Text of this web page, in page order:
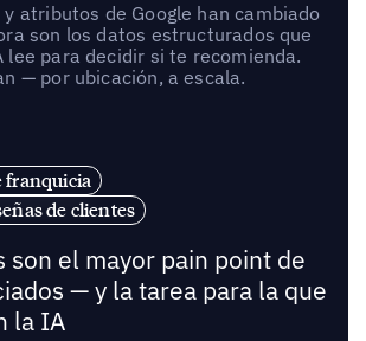
atributos de Google han cambiado
son los datos estructurados que
lee para decidir si te recomienda.
— por ubicación, a escala.
franquicia
de clientes
son el mayor pain point de
— y la tarea para la que
la IA